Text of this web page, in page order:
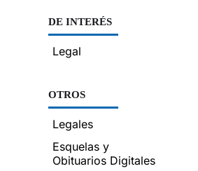
DE INTERÉS
Legal
OTROS
Legales
Esquelas y
Obituarios Digitales